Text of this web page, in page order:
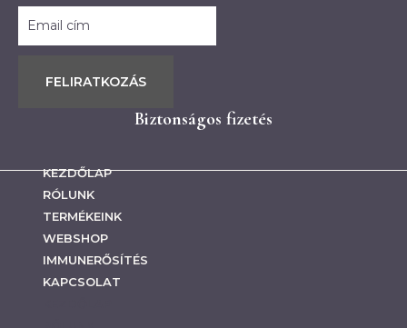
FELIRATKOZÁS
Biztonságos fizetés
KEZDŐLAP
RÓLUNK
TERMÉKEINK
WEBSHOP
IMMUNERŐSÍTÉS
KAPCSOLAT